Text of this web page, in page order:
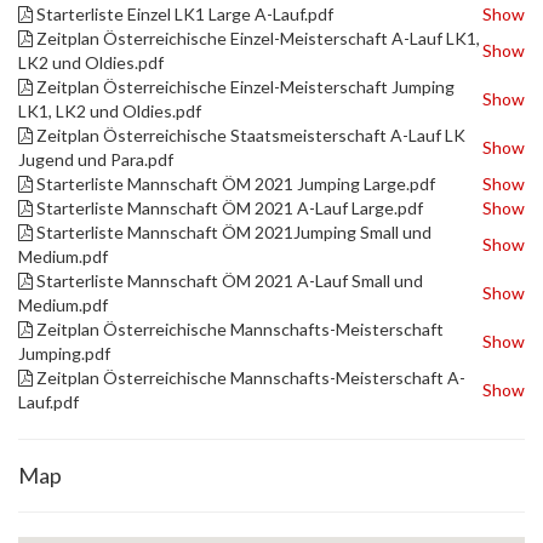
Starterliste Einzel LK1 Large A-Lauf.pdf
Show
Zeitplan Österreichische Einzel-Meisterschaft A-Lauf LK1,
LK2 und Oldies.pdf
Show
Zeitplan Österreichische Einzel-Meisterschaft Jumping
LK1, LK2 und Oldies.pdf
Show
Zeitplan Österreichische Staatsmeisterschaft A-Lauf LK
Jugend und Para.pdf
Show
Starterliste Mannschaft ÖM 2021 Jumping Large.pdf
Show
Starterliste Mannschaft ÖM 2021 A-Lauf Large.pdf
Show
Starterliste Mannschaft ÖM 2021Jumping Small und
Medium.pdf
Show
Starterliste Mannschaft ÖM 2021 A-Lauf Small und
Medium.pdf
Show
Zeitplan Österreichische Mannschafts-Meisterschaft
Jumping.pdf
Show
Zeitplan Österreichische Mannschafts-Meisterschaft A-
Lauf.pdf
Show
Map